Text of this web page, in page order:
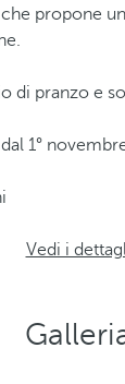
propone
di pranzo e
1°
Vedi i